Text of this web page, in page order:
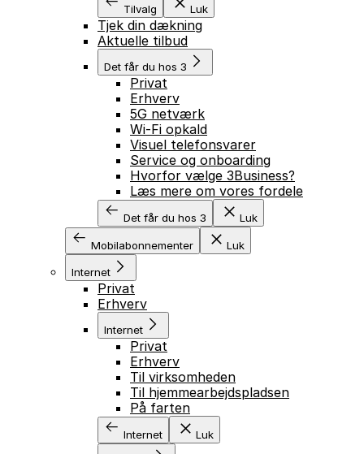
Tilvalg Luk
Tjek din dækning
Aktuelle tilbud
Det får du hos 3
Privat
Erhverv
5G netværk
Wi-Fi opkald
Visuel telefonsvarer
Service og onboarding
Hvorfor vælge 3Business?
Læs mere om vores fordele
Det får du hos 3 Luk
Mobilabonnementer Luk
Internet
Privat
Erhverv
Internet
Privat
Erhverv
Til virksomheden
Til hjemmearbejdspladsen
På farten
Internet Luk